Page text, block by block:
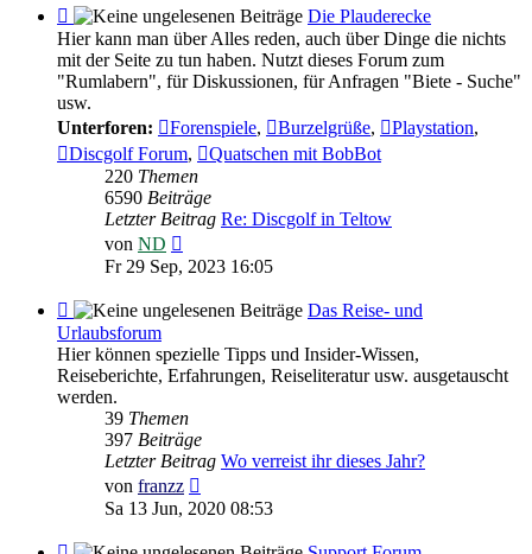
Feed
-
Die
Plauderecke
Die Plauderecke
Hier kann man über Alles reden, auch über Dinge die nichts
mit der Seite zu tun haben. Nutzt dieses Forum zum
"Rumlabern", für Diskussionen, für Anfragen "Biete - Suche"
usw.
Unterforen:
Forenspiele, Burzelgrüße, Playstation,
Discgolf Forum,
Quatschen mit BobBot
220 Themen
6590 Beiträge
Letzter Beitrag Re: Discgolf in Teltow
von ND
Beitrag
Fr 29 Sep, 2023 16:05
Feed
-
Das
Reise-
und
Urlaubsforum
Das Reise- und
Urlaubsforum
Hier können spezielle Tipps und Insider-Wissen,
Reiseberichte, Erfahrungen, Reiseliteratur usw. ausgetauscht
werden.
39 Themen
397 Beiträge
Letzter Beitrag Wo verreist ihr dieses Jahr?
von franzz
Beitrag
Sa 13 Jun, 2020 08:53
Feed